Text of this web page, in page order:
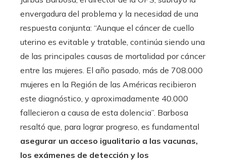
envergadura del problema y la necesidad de una
respuesta conjunta: “Aunque el cáncer de cuello
uterino es evitable y tratable, continúa siendo una
de las principales causas de mortalidad por cáncer
entre las mujeres. El año pasado, más de 708.000
mujeres en la Región de las Américas recibieron
este diagnóstico, y aproximadamente 40.000
fallecieron a causa de esta dolencia”. Barbosa
resaltó que, para lograr progreso, es fundamental
asegurar un acceso igualitario a las vacunas,
los exámenes de detección y los